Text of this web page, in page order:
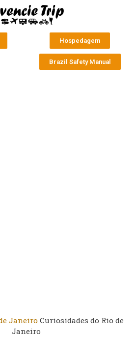
Hospedagem
Brazil Safety Manual
Janeiro Curiosidades do Rio de
Janeiro